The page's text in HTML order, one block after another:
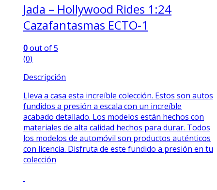
Jada – Hollywood Rides 1:24
Cazafantasmas ECTO-1
0out of 5
(0)
Descripción
Lleva a casa esta increíble colección. Estos son autos
fundidos a presión a escala con un increíble
acabado detallado. Los modelos están hechos con
materiales de alta calidad hechos para durar. Todos
los modelos de automóvil son productos auténticos
con licencia. Disfruta de este fundido a presión en tu
colección